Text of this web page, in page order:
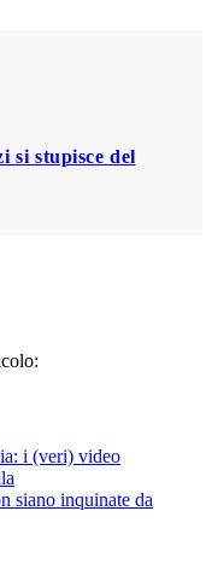
si stupisce del
i (veri) video
siano inquinate da